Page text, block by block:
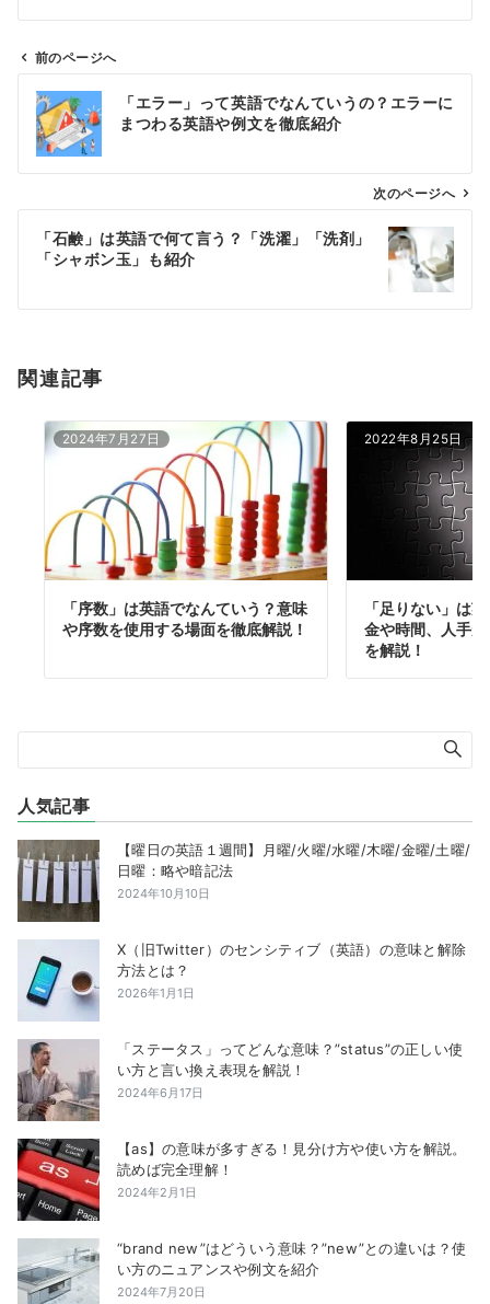
ン
前のページへ
「エラー」って英語でなんていうの？エラーに
まつわる英語や例文を徹底紹介
次のページへ
「石鹸」は英語で何て言う？「洗濯」「洗剤」
「シャボン玉」も紹介
関連記事
2024年7月27日
「序数」は英語でなんていう？意味
や序数を使用する場面を徹底解説！
2022年8月25日
「足りない」は
金や時間、人手
を解説！
人気記事
【曜日の英語１週間】月曜/火曜/水曜/木曜/金曜/土曜/
日曜：略や暗記法
2024年10月10日
X（旧Twitter）のセンシティブ（英語）の意味と解除
方法とは？
2026年1月1日
「ステータス」ってどんな意味？”status”の正しい使
い方と言い換え表現を解説！
2024年6月17日
【as】の意味が多すぎる！見分け方や使い方を解説。
読めば完全理解！
2024年2月1日
“brand new”はどういう意味？”new”との違いは？使
い方のニュアンスや例文を紹介
2024年7月20日